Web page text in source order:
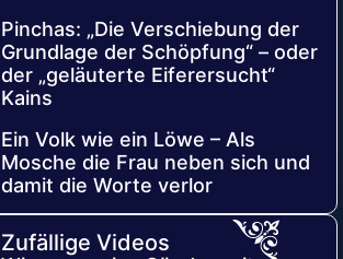
Pinchas: „Die Verschiebung der
Grundlage der Schöpfung“ – oder
der „geläuterte Eiferersucht“
Kains
Ein Volk wie ein Löwe – Als
Mosche die Frau neben sich und
damit die Worte verlor
Zufällige Videos